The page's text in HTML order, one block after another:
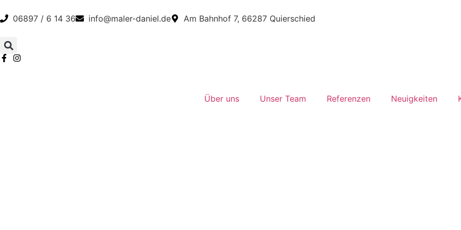
06897 / 6 14 36 info@maler-daniel.de Am Bahnhof 7, 66287 Quierschied
Über uns Unser Team Referenzen Neuigkeiten